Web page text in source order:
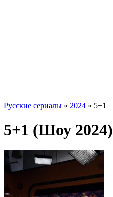
Русские сериалы » 2024 » 5+1
5+1 (Шоу 2024)